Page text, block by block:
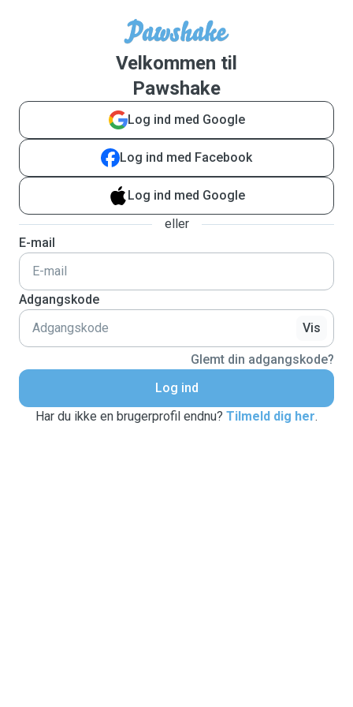
Velkommen til
Pawshake
Log ind med Google
Log ind med Facebook
Log ind med Google
eller
E-mail
Adgangskode
Vis
Glemt din adgangskode?
Log ind
Har du ikke en brugerprofil endnu? Tilmeld dig her.